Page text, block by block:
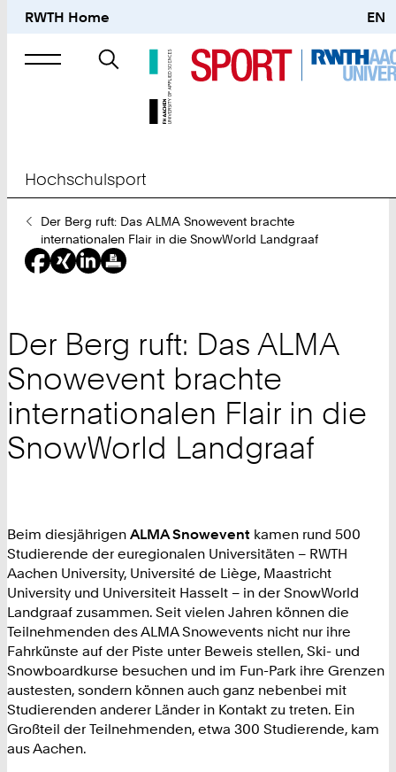
RWTH Home EN
Suche
nach
Hochschulsport
Sie
sind
hier:
Der Berg ruft: Das ALMA Snowevent brachte
internationalen Flair in die SnowWorld Landgraaf
Der Berg ruft: Das ALMA
Snowevent brachte
internationalen Flair in die
SnowWorld Landgraaf
Beim diesjährigen ALMA Snowevent kamen rund 500
Studierende der euregionalen Universitäten – RWTH
Aachen University, Université de Liège, Maastricht
University und Universiteit Hasselt – in der SnowWorld
Landgraaf zusammen. Seit vielen Jahren können die
Teilnehmenden des ALMA Snowevents nicht nur ihre
Fahrkünste auf der Piste unter Beweis stellen, Ski- und
Snowboardkurse besuchen und im Fun-Park ihre Grenzen
austesten, sondern können auch ganz nebenbei mit
Studierenden anderer Länder in Kontakt zu treten. Ein
Großteil der Teilnehmenden, etwa 300 Studierende, kam
aus Aachen.